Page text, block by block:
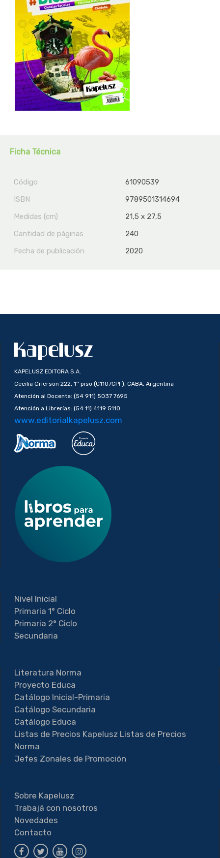
Ficha Técnica
Código
61090539
ISBN
9789501314694
Medidas (cm)
21,5 x 27,5
Cantidad de páginas
240
Fecha de publicación
2020
KAPELUSZ EDITORA S.A.
Cecilia Grierson 222, 1° piso (C1107CPF), CABA, Argentina
Atención al Docente: (54 911) 5037 7695
Atención a Librerías: (54 11) 4119 5110
www.editorialkapelusz.com
Nivel Inicial
Primaria 1° Ciclo
Primaria 2° Ciclo
Secundaria
Literatura Norma
Proyecto Educa
Catálogo Inicial-Primaria
Catálogo Secundaria
Catálogo Educa
Listas de Precios Kapelusz Listas de Precios
Norma
Jefes Zonales de Promoción
Sobre Kapelusz
Trabajá con nosotros
Novedades
Contacto